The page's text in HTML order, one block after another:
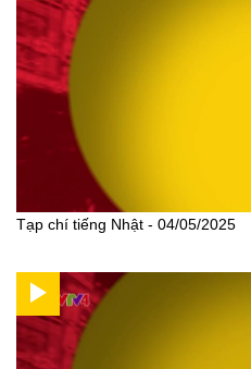
Tạp chí tiếng Nhật - 04/05/2025